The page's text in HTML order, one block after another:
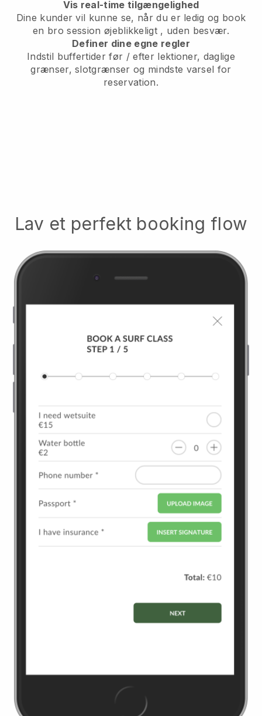
Vis real-time tilgængelighed
Dine kunder vil kunne se, når du er ledigog book
en bro session øjeblikkeligt , uden besvær.
Definer dine egne regler
Indstil buffertider før / efter lektioner, daglige
grænser, slotgrænser og mindste varsel for
reservation.
Lav et perfekt booking flow